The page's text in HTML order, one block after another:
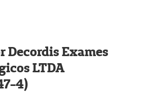
Decordis Exames
LTDA
4)